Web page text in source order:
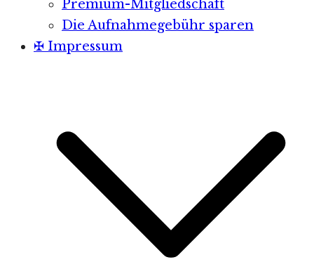
Premium-Mitgliedschaft
Die Aufnahmegebühr sparen
✠ Impressum